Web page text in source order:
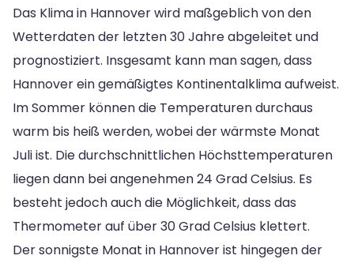
Das Klima in Hannover wird maßgeblich von den
Wetterdaten der letzten 30 Jahre abgeleitet und
prognostiziert. Insgesamt kann man sagen, dass
Hannover ein gemäßigtes Kontinentalklima aufweist.
Im Sommer können die Temperaturen durchaus
warm bis heiß werden, wobei der wärmste Monat
Juli ist. Die durchschnittlichen Höchsttemperaturen
liegen dann bei angenehmen 24 Grad Celsius. Es
besteht jedoch auch die Möglichkeit, dass das
Thermometer auf über 30 Grad Celsius klettert.
Der sonnigste Monat in Hannover ist hingegen der